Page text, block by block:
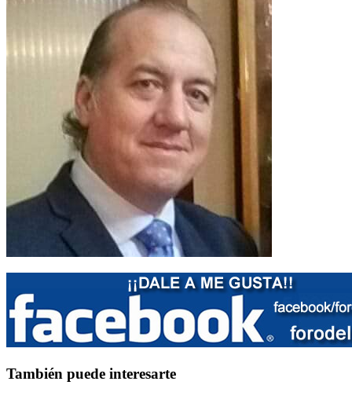
También puede interesarte
Quiero hacer el camino,¿que tengo que hacer?
En el Rocío, ¿dónde me alojo?